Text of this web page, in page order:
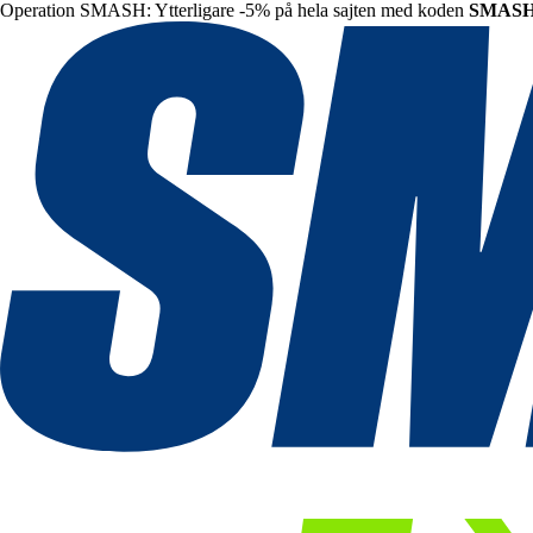
Operation SMASH: Ytterligare -5% på hela sajten med koden